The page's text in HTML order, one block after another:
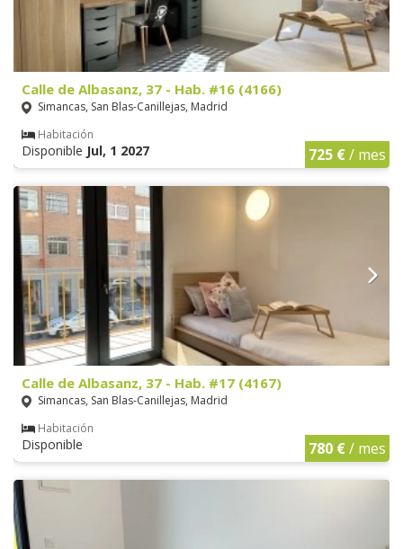
Calle de Albasanz, 37 - Hab. #16 (4166)
Simancas, San Blas-Canillejas, Madrid
Habitación
Disponible Jul, 1 2027 725 €/ mes
Calle de Albasanz, 37 - Hab. #17 (4167)
Simancas, San Blas-Canillejas, Madrid
Habitación
Disponible 780 €/ mes